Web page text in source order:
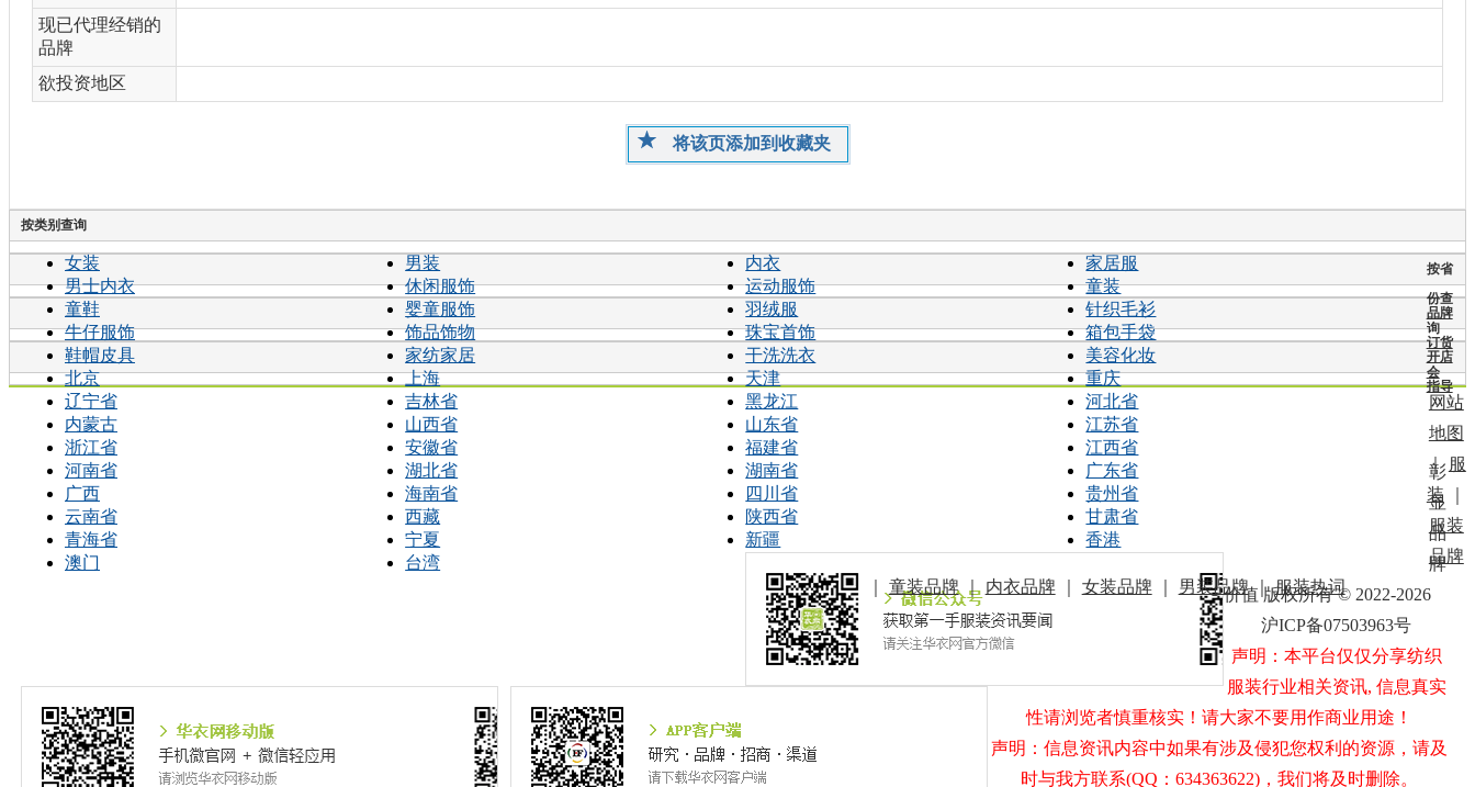
现已代理经销的
品牌
欲投资地区
将该页添加到收藏夹
按类别查询
女装 男装 内衣
家居服
男士内衣
休闲服饰 运动服饰
童装
童鞋
婴童服饰 羽绒服
针织毛衫
牛仔服饰
饰品饰物 珠宝首饰
箱包手袋
鞋帽皮具
家纺家居 干洗洗衣 美容化妆
按省
份查
询
北京 上海 天津
重庆
辽宁省
吉林省 黑龙江
河北省
内蒙古
山西省 山东省
江苏省
浙江省
安徽省 福建省
江西省
河南省
湖北省 湖南省
广东省
广西
海南省 四川省
贵州省
云南省
西藏 陕西省
甘肃省
青海省
宁夏 新疆
香港
澳门
台湾
品牌
订货
会
开店
指导
网站
地图
｜ 服
装
服装
品牌
童装品牌｜ 内衣品牌｜ 女装品牌｜ 男装品牌｜服装热词
彰
显
品
牌
价值 版权所有 © 2022-2026
沪ICP备07503963号
声明：本平台仅仅分享纺织
服装行业相关资讯, 信息真实
性请浏览者慎重核实！请大家不要用作商业用途！
声明：信息资讯内容中如果有涉及侵犯您权利的资源，请及
时与我方联系(QQ：634363622)，我们将及时删除。